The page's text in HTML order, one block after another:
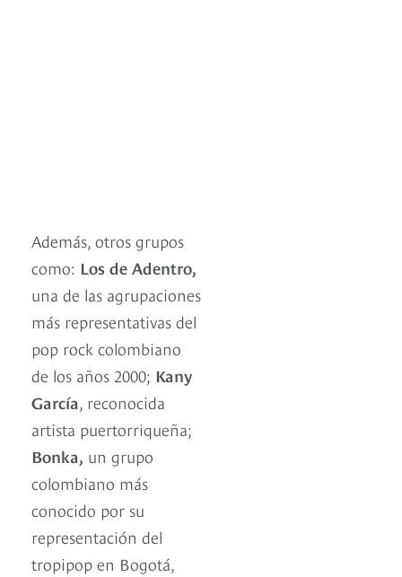
Además, otros grupos
como: Los de Adentro,
una de las agrupaciones
más representativas del
pop rock colombiano
de los años 2000; Kany
García , reconocida
artista puertorriqueña;
Bonka, un grupo
colombiano más
conocido por su
representación del
tropipop en Bogotá,